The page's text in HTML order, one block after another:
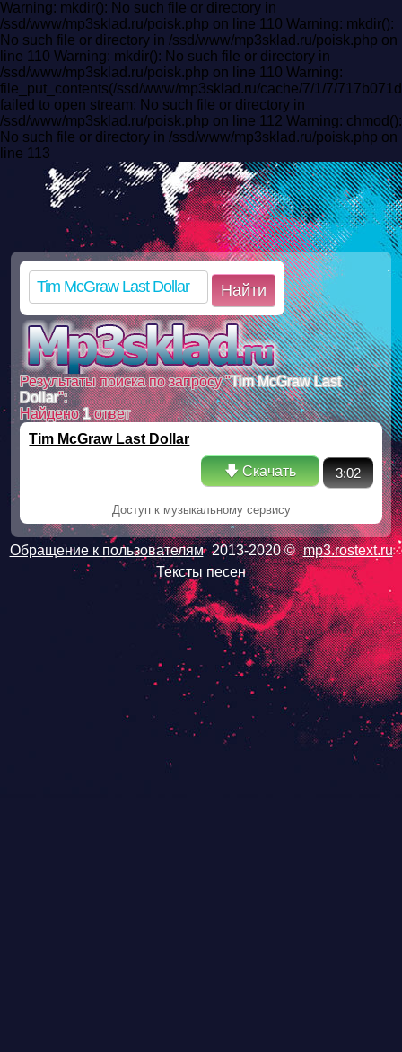
Warning: mkdir(): No such file or directory in
/ssd/www/mp3sklad.ru/poisk.php on line 110 Warning: mkdir():
No such file or directory in /ssd/www/mp3sklad.ru/poisk.php on
line 110 Warning: mkdir(): No such file or directory in
/ssd/www/mp3sklad.ru/poisk.php on line 110 Warning:
file_put_contents(/ssd/www/mp3sklad.ru/cache/7/1/7/
failed to open stream: No such file or directory in
/ssd/www/mp3sklad.ru/poisk.php on line 112 Warning: chmod():
No such file or directory in /ssd/www/mp3sklad.ru/poisk.php on
line 113
Найти
Результаты поиска по запросу "Tim McGraw Last
Dollar":
Найдено1ответ
Tim McGraw Last Dollar
🡇 Скачать 3:02
Доступ к музыкальному сервису
Обращение к пользователям 2013-2020 © mp3.rostext.ru
Тексты песен